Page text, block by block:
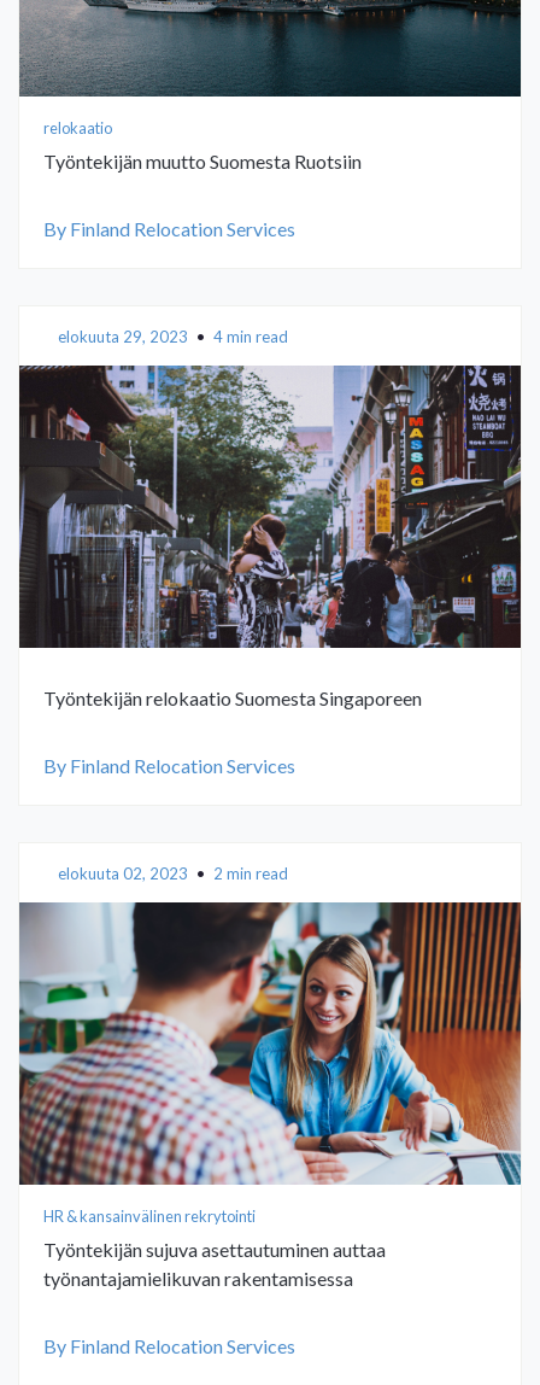
relokaatio
Työntekijän muutto Suomesta Ruotsiin
By Finland Relocation Services
elokuuta 29, 2023 • 4 min read
Työntekijän relokaatio Suomesta Singaporeen
By Finland Relocation Services
elokuuta 02, 2023 • 2 min read
HR & kansainvälinen rekrytointi
Työntekijän sujuva asettautuminen auttaa
työnantajamielikuvan rakentamisessa
By Finland Relocation Services